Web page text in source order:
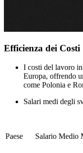
Efficienza dei
I costi del lavoro
Europa, offrendo
come Polonia e
Salari medi degli
Paese Salario Medio